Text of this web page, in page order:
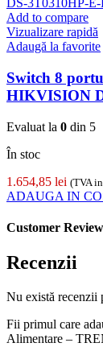
Add to compare
Vizualizare rapidă
Adaugă la favorite
Switch 8
HIKVISION
Evaluat la 0 din 5
În stoc
1.654,85 lei (TVA
ADAUGA IN
Customer
Recenzii
Nu există recenzii
Fii primul care
Alimentare –